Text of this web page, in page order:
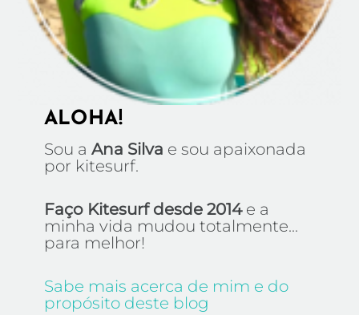
ALOHA!
Sou a Ana Silva e sou apaixonada
por kitesurf.
Faço Kitesurf desde 2014e a
minha vida mudou totalmente...
para melhor!
Sabe mais acerca de mim e do
propósito deste blog